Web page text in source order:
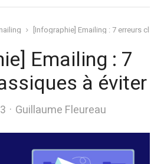
[Infographie] Emailing : 7 erreurs
Emailing : 7
à éviter
Author
Guillaume Fleureau